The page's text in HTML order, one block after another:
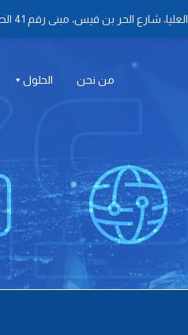
العليا، شارع الحر بن قيس، مبنى رقم 41 الطابق الثاني مكتب رقم 9، الرياض
من نحن الحلول